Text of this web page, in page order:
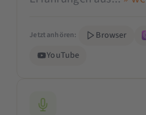
Jetzt anhören: Browser
YouTube